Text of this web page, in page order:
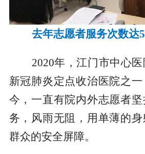
去年志愿者服务次数达
2020年，江门市中心医
新冠肺炎定点收治医院之
今，一直有院内外志愿者
务，风雨无阻，用单薄的
群众的安全屏障。